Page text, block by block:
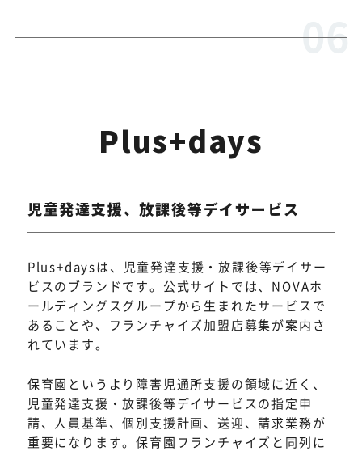
Plus+days
児童発達支援、放課後等デイサービス
Plus+daysは、児童発達支援・放課後等デイサー
ビスのブランドです。公式サイトでは、NOVAホ
ールディングスグループから生まれたサービスで
あることや、フランチャイズ加盟店募集が案内さ
れています。
保育園というより障害児通所支援の領域に近く、
児童発達支援・放課後等デイサービスの指定申
請、人員基準、個別支援計画、送迎、請求業務が
重要になります。保育園フランチャイズと同列に